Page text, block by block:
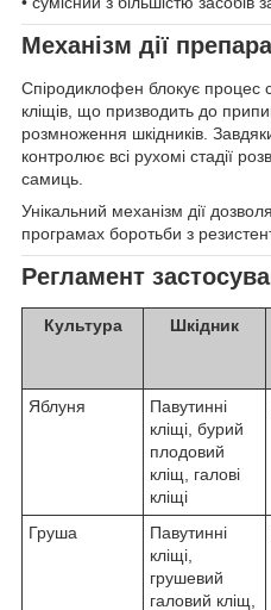
Механізм дії
Спіродиклофен блокує процес
кліщів, що призводить до
розмноження шкідників.
контролює всі рухомі стадії
самиць.
Унікальний механізм дії
програмах боротьби з
Регламент
Культура Шкідник
Яблуня
Павутинні
кліщі, бурий
плодовий
кліщ, галові
кліщі
Груша
Павутинні
кліщі,
грушевий
галовий кліщ,